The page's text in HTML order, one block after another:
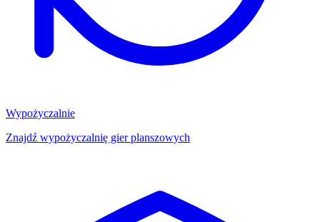
Wypożyczalnie
Znajdź wypożyczalnię gier planszowych